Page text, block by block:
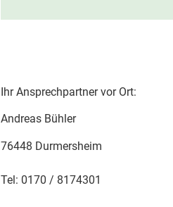
Ihr Ansprechpartner vor Ort:
Andreas Bühler
76448 Durmersheim
Tel: 0170 / 8174301